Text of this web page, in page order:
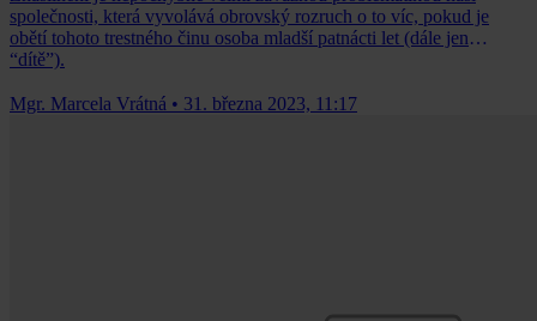
společnosti, která vyvolává obrovský rozruch o to víc, pokud je
obětí tohoto trestného činu osoba mladší patnácti let (dále jen
“dítě”).
Mgr. Marcela Vrátná • 31. března 2023, 11:17